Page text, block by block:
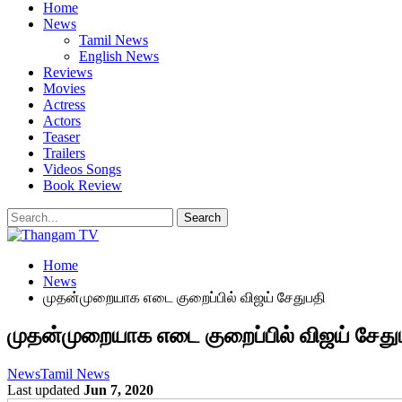
Home
News
Tamil News
English News
Reviews
Movies
Actress
Actors
Teaser
Trailers
Videos Songs
Book Review
Home
News
முதன்முறையாக எடை குறைப்பில் விஜய் சேதுபதி
முதன்முறையாக எடை குறைப்பில் விஜய்
NewsTamil News
Last updated Jun 7, 2020